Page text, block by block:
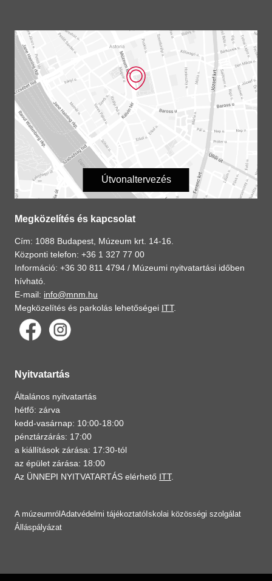
Útvonaltervezés
Megközelítés és kapcsolat
Cím: 1088 Budapest, Múzeum krt. 14-16.
Központi telefon: +36 1 327 77 00
Információ: +36 30 811 4794 / Múzeumi nyitvatartási időben
hívható.
E-mail: info@mnm.hu
Megközelítés és parkolás lehetőségei ITT.
Nyitvatartás
Általános nyitvatartás
hétfő: zárva
kedd-vasárnap: 10:00-18:00
pénztárzárás: 17:00
a kiállítások zárása: 17:30-tól
az épület zárása: 18:00
Az ÜNNEPI NYITVATARTÁS elérhető ITT.
A múzeumról Adatvédelmi tájékoztató Iskolai közösségi szolgálat
Álláspályázat